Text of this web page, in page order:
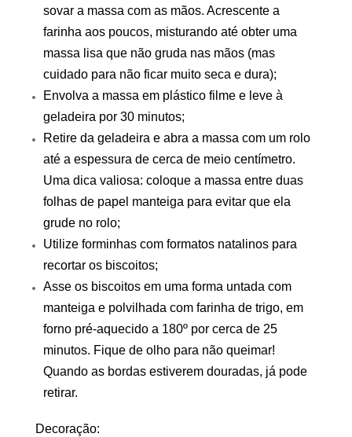
sovar a massa com as mãos. Acrescente a
farinha aos poucos, misturando até obter uma
massa lisa que não gruda nas mãos (mas
cuidado para não ficar muito seca e dura);
Envolva a massa em plástico filme e leve à
geladeira por 30 minutos;
Retire da geladeira e abra a massa com um rolo
até a espessura de cerca de meio centímetro.
Uma dica valiosa: coloque a massa entre duas
folhas de papel manteiga para evitar que ela
grude no rolo;
Utilize forminhas com formatos natalinos para
recortar os biscoitos;
Asse os biscoitos em uma forma untada com
manteiga e polvilhada com farinha de trigo, em
forno pré-aquecido a 180º por cerca de 25
minutos. Fique de olho para não queimar!
Quando as bordas estiverem douradas, já pode
retirar.
Decoração: